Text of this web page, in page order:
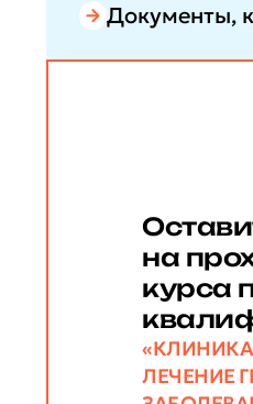
Документы,
на
курса
ЛЕЧЕНИЕ